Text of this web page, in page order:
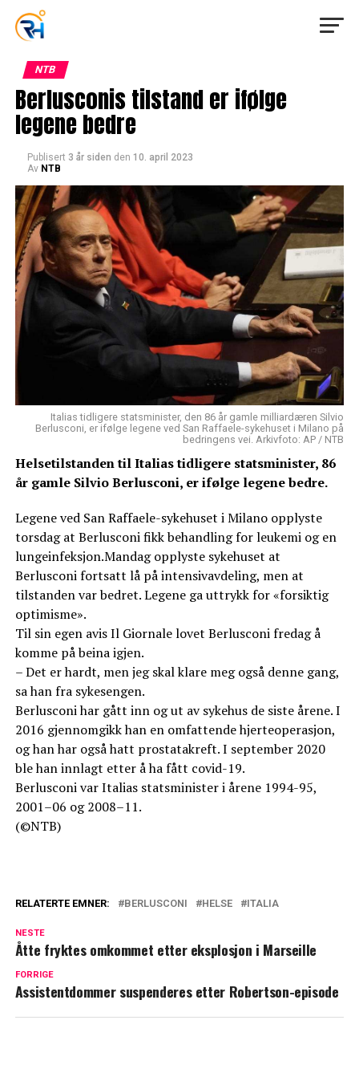
NTB
Berlusconis tilstand er ifølge
legene bedre
Publisert 3 år siden den 10. april 2023
Av NTB
Italias tidligere statsminister, den 86 år gamle milliardæren Silvio
Berlusconi, er ifølge legene ved San Raffaele-sykehuset i Milano på
bedringens vei. Arkivfoto: AP / NTB
Helsetilstanden til Italias tidligere statsminister, 86
år gamle Silvio Berlusconi, er ifølge legene bedre.
Legene ved San Raffaele-sykehuset i Milano opplyste
torsdag at Berlusconi fikk behandling for leukemi og en
lungeinfeksjon.Mandag opplyste sykehuset at
Berlusconi fortsatt lå på intensivavdeling, men at
tilstanden var bedret. Legene ga uttrykk for «forsiktig
optimisme».
Til sin egen avis Il Giornale lovet Berlusconi fredag å
komme på beina igjen.
– Det er hardt, men jeg skal klare meg også denne gang,
sa han fra sykesengen.
Berlusconi har gått inn og ut av sykehus de siste årene. I
2016 gjennomgikk han en omfattende hjerteoperasjon,
og han har også hatt prostatakreft. I september 2020
ble han innlagt etter å ha fått covid-19.
Berlusconi var Italias statsminister i årene 1994-95,
2001–06 og 2008–11.
(©NTB)
RELATERTE EMNER: BERLUSCONI HELSE ITALIA
NESTE
Åtte fryktes omkommet etter eksplosjon i Marseille
FORRIGE
Assistentdommer suspenderes etter Robertson-episode